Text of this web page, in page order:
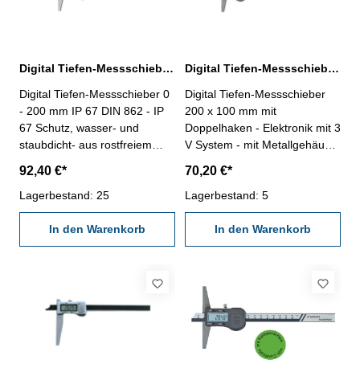
Digital Tiefen-Messschieber 0 - 200 mm IP 67
Digital Tiefen-Messschieber 0
- 200 mm IP 67 DIN 862 - IP
67 Schutz, wasser- und
staubdicht- aus rostfreiem
DIN 862- mit Mode- und Set-
Taste- Ablesung 0,01 mm /
0,0005", umschaltbar,
automatische Abschaltung- im
Behältnis/Kasten
92,40 €*
Lagerbestand: 25
In den Warenkorb
Digital Tiefen-Messschieber 200 x 100 mm mit Doppelhaken DIN 862
Digital Tiefen-Messschieber
200 x 100 mm mit
Doppelhaken - Elektronik mit 3
V System - mit Metallgehäuse
gehärtet - Ablesung 0,01 mm /
0,0005" - Genauigkeit DIN 862
- mit Ein/Aus-, Null-, Unit- und
Hold-Taste - mit RS 232C-
Schnittstelle, Datenausgang
Brückenlänge 100 mm
70,20 €*
Lagerbestand: 5
In den Warenkorb